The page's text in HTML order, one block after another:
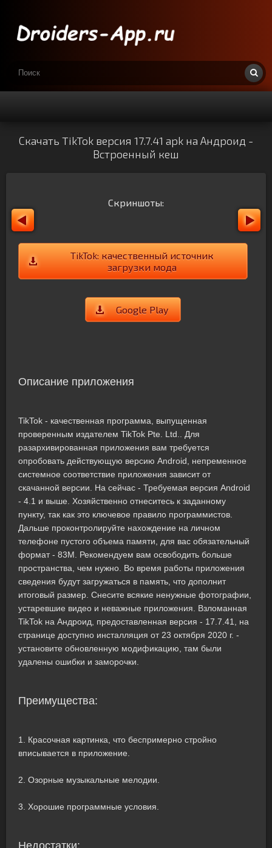
Скачать TikTok версия 17.7.41 apk на Андроид -
Встроенный кеш
Скриншоты:
TikTok: качественный источник
загрузки мода
Google Play
Описание приложения
TikTok - качественная программа, выпущенная
проверенным издателем TikTok Pte. Ltd.. Для
разархивированная приложения вам требуется
опробовать действующую версию Android, непременное
системное соответствие приложения зависит от
скачанной версии. На сейчас - Требуемая версия Android
- 4.1 и выше. Хозяйственно отнеситесь к заданному
пункту, так как это ключевое правило программистов.
Дальше проконтролируйте нахождение на личном
телефоне пустого объема памяти, для вас обязательный
формат - 83M. Рекомендуем вам освободить больше
пространства, чем нужно. Во время работы приложения
сведения будут загружаться в память, что дополнит
итоговый размер. Снесите всякие ненужные фотографии,
устаревшие видео и неважные приложения. Взломанная
TikTok на Андроид, предоставленная версия - 17.7.41, на
странице доступно инсталляция от 23 октября 2020 г. -
установите обновленную модификацию, там были
удалены ошибки и заморочки.
Преимущества:
1. Красочная картинка, что беспримерно стройно
вписывается в приложение.
2. Озорные музыкальные мелодии.
3. Хорошие программные условия.
Недостатки: